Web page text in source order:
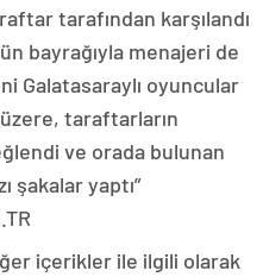
tarafından karşılandı
bayrağıyla menajeri de
Galatasaraylı oyuncular
taraftarların
ve orada bulunan
şakalar yaptı”
içerikler ile ilgili olarak